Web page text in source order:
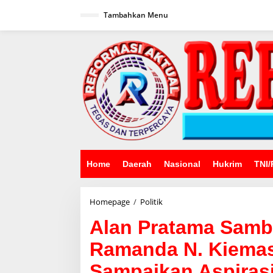
Tambahkan Menu
Home Daerah Nasional Hukrim TNI/
Homepage / PolitikAlan
Sambut
Kehadiran
Giri
Ramanda
N.
Alan Pratama
Ramanda N.